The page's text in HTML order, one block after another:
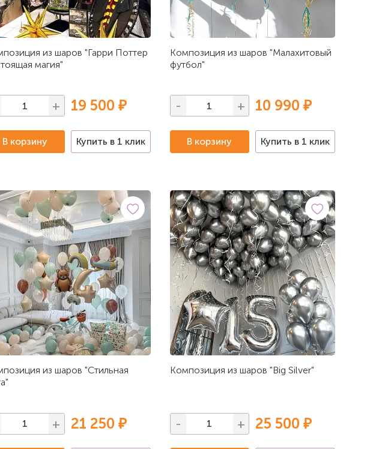
из шаров "Гарри Поттер
магия"
+ 19 500 ₽
В корзину Купить в 1 клик
Композиция из шаров "Малахитовый
футбол"
- + 10 990 ₽
В корзину Купить в 1 клик
из шаров "Стильная
+ 21 250 ₽
Композиция из шаров "Big Silver"
- + 25 500 ₽